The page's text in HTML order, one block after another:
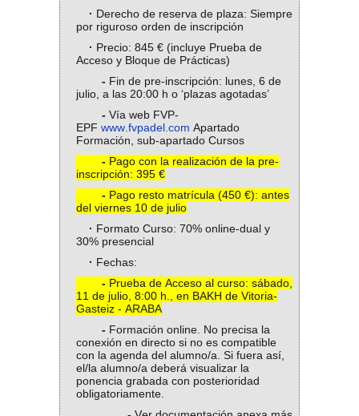
· Derecho de reserva de plaza: Siempre
por riguroso orden de inscripción
· Precio: 845 € (incluye Prueba de
Acceso y Bloque de Prácticas)
- Fin de pre-inscripción: lunes, 6 de
julio, a las 20:00 h o ‘plazas agotadas’
- Vía web FVP-
EPF www.fvpadel.com Apartado
Formación, sub-apartado Cursos
- Pago con la realización de la pre-
inscripción: 395 €
- Pago resto matrícula (450 €): antes
del viernes 10 de julio
· Formato Curso: 70% online-dual y
30% presencial
· Fechas:
- Prueba de Acceso al curso: sábado,
11 de julio, 8:00 h., en BAKH de Vitoria-
Gasteiz - ARABA
- Formación online. No precisa la
conexión en directo si no es compatible
con la agenda del alumno/a. Si fuera así,
el/la alumno/a deberá visualizar la
ponencia grabada con posterioridad
obligatoriamente.